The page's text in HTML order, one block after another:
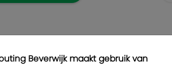
Beverwijk maakt gebruik van